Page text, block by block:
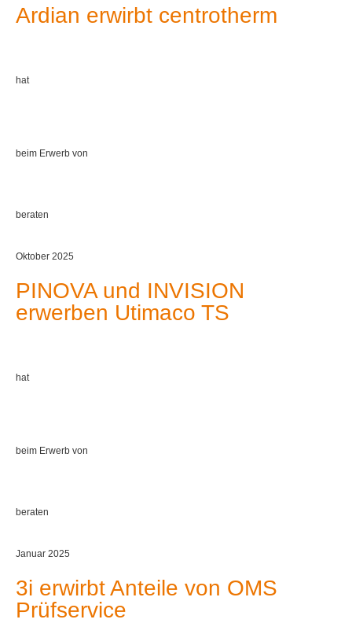
Ardian erwirbt centrotherm
hat
beim Erwerb von
beraten
Oktober 2025
PINOVA und INVISION
erwerben Utimaco TS
hat
beim Erwerb von
beraten
Januar 2025
3i erwirbt Anteile von OMS
Prüfservice